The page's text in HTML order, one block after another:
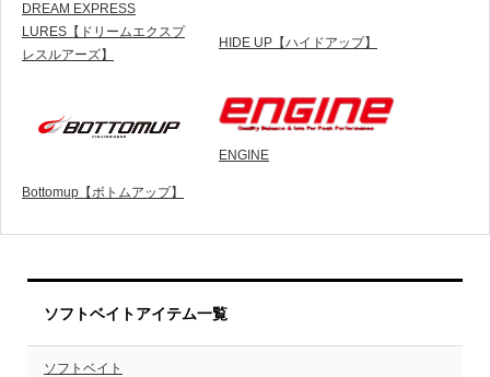
DREAM EXPRESS
LURES【ドリームエクスプ
レスルアーズ】
HIDE UP【ハイドアップ】
Bottomup【ボトムアップ】
ENGINE
ソフトベイトアイテム一覧
ソフトベイト